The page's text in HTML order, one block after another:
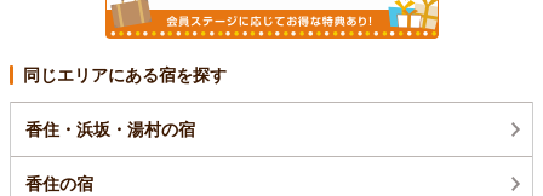
同じエリアにある宿を探す
香住・浜坂・湯村の宿
香住の宿